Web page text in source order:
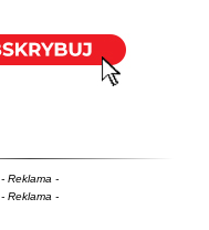
- Reklama -
- Reklama -